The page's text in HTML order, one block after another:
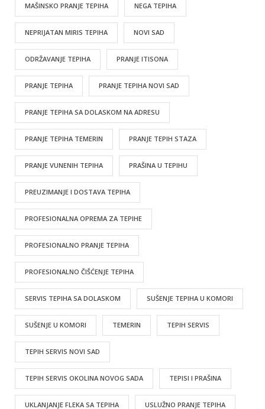
MAŠINSKO PRANJE TEPIHA NEGA TEPIHA
NEPRIJATAN MIRIS TEPIHA NOVI SAD
ODRŽAVANJE TEPIHA PRANJE ITISONA
PRANJE TEPIHA PRANJE TEPIHA NOVI SAD
PRANJE TEPIHA SA DOLASKOM NA ADRESU
PRANJE TEPIHA TEMERIN PRANJE TEPIH STAZA
PRANJE VUNENIH TEPIHA PRAŠINA U TEPIHU
PREUZIMANJE I DOSTAVA TEPIHA
PROFESIONALNA OPREMA ZA TEPIHE
PROFESIONALNO PRANJE TEPIHA
PROFESIONALNO ČIŠĆENJE TEPIHA
SERVIS TEPIHA SA DOLASKOM SUŠENJE TEPIHA U KOMORI
SUŠENJE U KOMORI TEMERIN TEPIH SERVIS
TEPIH SERVIS NOVI SAD
TEPIH SERVIS OKOLINA NOVOG SADA TEPISI I PRAŠINA
UKLANJANJE FLEKA SA TEPIHA USLUŽNO PRANJE TEPIHA